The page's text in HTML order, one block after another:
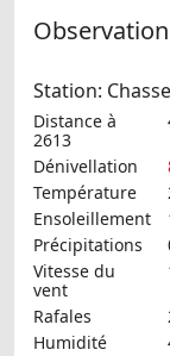
Station:
Distance à
2613
Dénivellation
Température
Ensoleillement
Précipitations
Vitesse du
vent
Rafales
Humidité